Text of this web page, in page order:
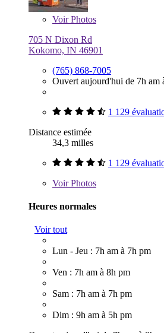
VoirPhotos
705 N Dixon Rd
Kokomo, IN 46901
(765) 868-7005
Ouvert aujourd'hui de 7h am
1 129
Distance estimée
34,3 milles
1 129
VoirPhotos
Heures normales
Voir tout
Lun - Jeu : 7h am à 7h pm
Ven : 7h am à 8h pm
Sam : 7h am à 7h pm
Dim : 9h am à 5h pm